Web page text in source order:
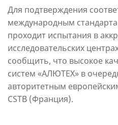
и QB
Для подтверждения
международным
проходит испытания в
исследовательских
сообщить, что высокое
систем «АЛЮТЕХ» в
авторитетным
CSTB (Франция).